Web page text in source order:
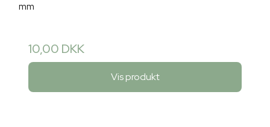
mm
10,00 DKK
Vis produkt